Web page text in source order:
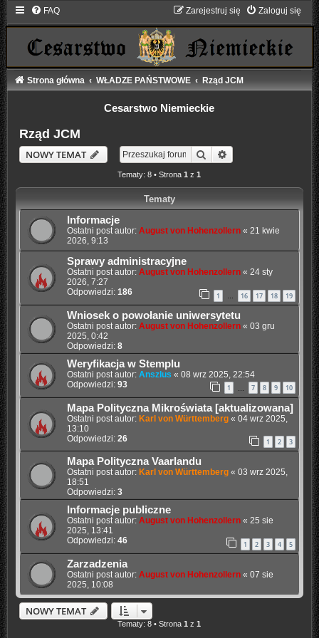
FAQ Zaloguj się
Zarejestruj się
Strona główna WŁADZE PAŃSTWOWE Rząd JCM
Cesarstwo Niemieckie
Rząd JCM
NOWY TEMAT Szukaj Wyszukiwanie
Tematy: 8 • Strona1 z1
Tematy
Informacje
Ostatni post autor: August von Hohenzollern« 21 kwie
2026, 9:13
Sprawy administracyjne
Ostatni post autor: August von Hohenzollern« 24 sty
2026, 7:27
Odpowiedzi: 186 1 16 17 18 19
Wniosek o powołanie uniwersytetu
Ostatni post autor: August von Hohenzollern« 03 gru
2025, 0:42
Odpowiedzi: 8
Weryfikacja w Stemplu
Ostatni post autor: Anszlus « 08 wrz 2025, 22:54
Odpowiedzi: 93 1 7 8 9 10
Mapa Polityczna Mikroświata [aktualizowana]
Ostatni post autor: Karl von Württemberg« 04 wrz 2025,
13:10
Odpowiedzi: 26 1 2 3
Mapa Polityczna Vaarlandu
Ostatni post autor: Karl von Württemberg« 03 wrz 2025,
18:51
Odpowiedzi: 3
Informacje publiczne
Ostatni post autor: August von Hohenzollern« 25 sie
2025, 13:41
Odpowiedzi: 46 1 2 3 4 5
Zarzadzenia
Ostatni post autor: August von Hohenzollern« 07 sie
2025, 10:08
NOWY TEMAT
Tematy: 8 • Strona1 z1